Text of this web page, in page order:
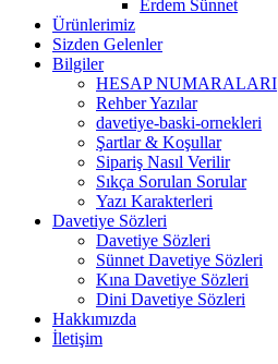
Erdem Sünnet
Ürünlerimiz
Sizden Gelenler
Bilgiler
HESAP NUMARALARI
Rehber Yazılar
davetiye-baski-ornekleri
Şartlar & Koşullar
Sipariş Nasıl Verilir
Sıkça Sorulan Sorular
Yazı Karakterleri
Davetiye Sözleri
Davetiye Sözleri
Sünnet Davetiye Sözleri
Kına Davetiye Sözleri
Dini Davetiye Sözleri
Hakkımızda
İletişim